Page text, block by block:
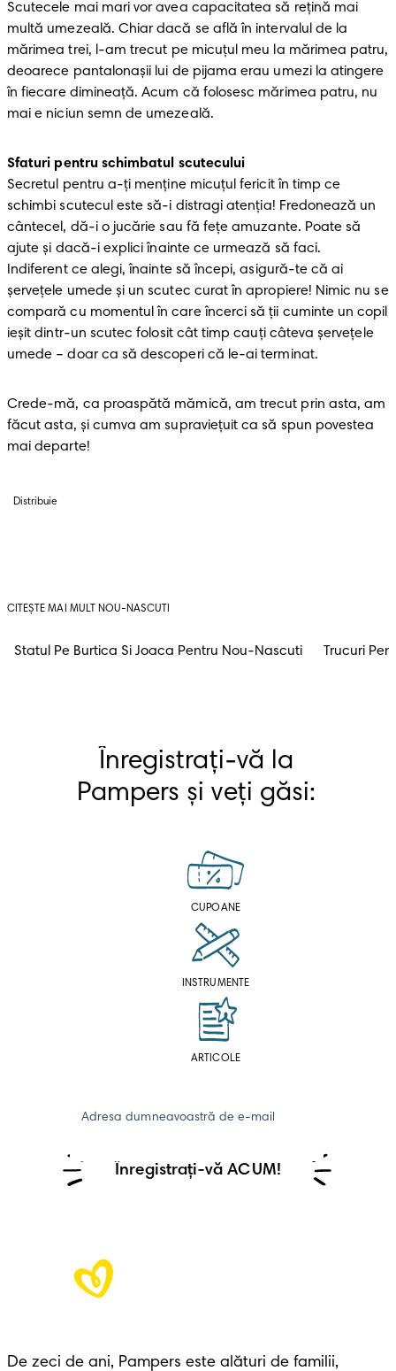
Scutecele mai mari vor avea capacitatea să rețină mai
multă umezeală. Chiar dacă se află în intervalul de la
mărimea trei, l-am trecut pe micuțul meu la mărimea patru,
deoarece pantalonașii lui de pijama erau umezi la atingere
în fiecare dimineață. Acum că folosesc mărimea patru, nu
mai e niciun semn de umezeală.
Sfaturi pentru schimbatul scutecului
Secretul pentru a-ți menține micuțul fericit în timp ce
schimbi scutecul este să-i distragi atenția! Fredonează un
cântecel, dă-i o jucărie sau fă fețe amuzante. Poate să
ajute și dacă-i explici înainte ce urmează să faci.
Indiferent ce alegi, înainte să începi, asigură-te că ai
șervețele umede și un scutec curat în apropiere! Nimic nu se
compară cu momentul în care încerci să ții cuminte un copil
ieșit dintr-un scutec folosit cât timp cauți câteva șervețele
umede – doar ca să descoperi că le-ai terminat.
Crede-mă, ca proaspătă mămică, am trecut prin asta, am
făcut asta, și cumva am supraviețuit ca să spun povestea
mai departe!
Distribuie
CITEȘTE MAI MULT NOU-NASCUTI
Statul Pe Burtica Si Joaca Pentru Nou-Nascuti Trucuri
Înregistrați-vă la
Pampers și veți găsi:
CUPOANE
INSTRUMENTE
ARTICOLE
Adresa dumneavoastră de e-mail
Înregistrați-vă ACUM!
De zeci de ani, Pampers este alături de familii,